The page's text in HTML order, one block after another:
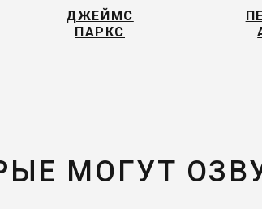
ДЖЕЙМС
ПАРКС
МОГУТ